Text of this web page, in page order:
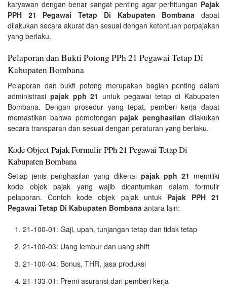
karyawan dengan benar sangat penting agar perhitungan Pajak
PPH 21 Pegawai Tetap Di Kabupaten Bombana dapat
dilakukan secara akurat dan sesuai dengan ketentuan perpajakan
yang berlaku.
Pelaporan dan Bukti Potong PPh 21 Pegawai Tetap Di
Kabupaten Bombana
Pelaporan dan bukti potong merupakan bagian penting dalam
administrasi pajak pph 21 untuk pegawai tetap di Kabupaten
Bombana. Dengan prosedur yang tepat, pemberi kerja dapat
memastikan bahwa pemotonganpajak penghasilan dilakukan
secara transparan dan sesuai dengan peraturan yang berlaku.
Kode Object Pajak Formulir PPh 21 Pegawai Tetap Di
Kabupaten Bombana
Setiap jenis penghasilan yang dikenai pajak pph 21 memiliki
kode objek pajak yang wajib dicantumkan dalam formulir
pelaporan. Contoh kode objek pajak untuk Pajak PPH 21
Pegawai Tetap Di Kabupaten Bombana antara lain:
21-100-01: Gaji, upah, tunjangan tetap dan tidak tetap
21-100-03: Uang lembur dan uang shift
21-100-04: Bonus, THR, jasa produksi
21-133-01: Premi asuransi dari pemberi kerja